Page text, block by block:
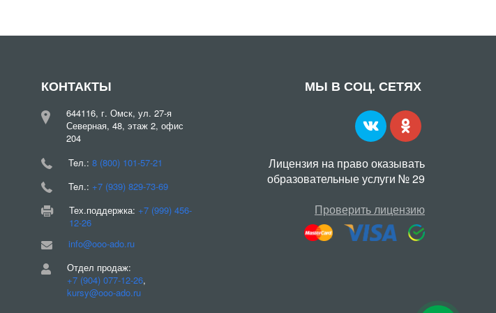
КОНТАКТЫ
644116, г. Омск, ул. 27-я
Северная, 48, этаж 2, офис
204
Teл.: 8 (800) 101-57-21
Teл.: +7 (939) 829-73-69
Тех.поддержка: +7 (999) 456-
12-26
info@ooo-ado.ru
Отдел продаж:
+7 (904) 077-12-26,
kursy@ooo-ado.ru
МЫ В СОЦ. СЕТЯХ
Лицензия на право оказывать
образовательные услуги № 29
Проверить лицензию